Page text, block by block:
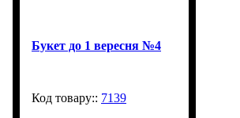
Букет до 1 вересня №4
7139